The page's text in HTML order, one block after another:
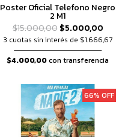
Poster Oficial Telefono Negro
2 M1
$15.000,00$5.000,00
3 cuotas sin interés de $1.666,67
$4.000,00con transferencia
66% OFF